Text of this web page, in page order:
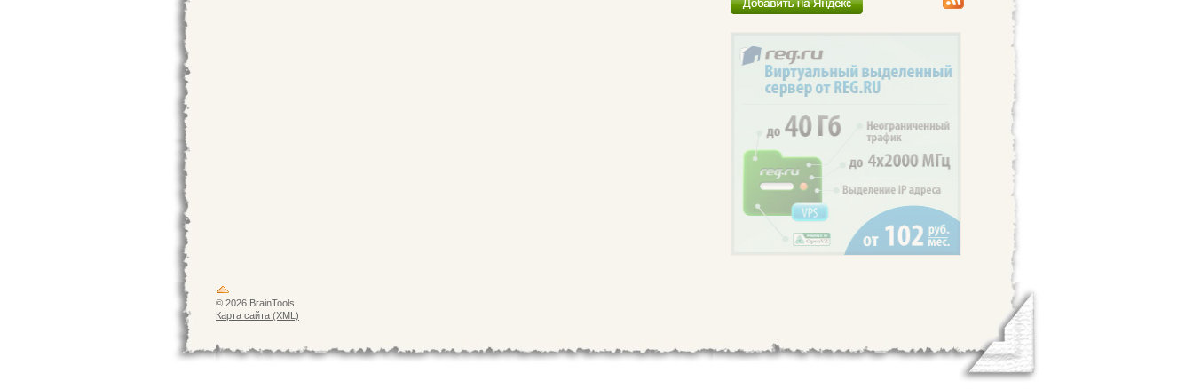
© 2026 BrainTools
Карта сайта (XML)